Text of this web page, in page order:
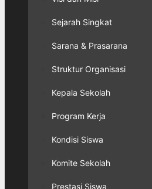
Sejarah Singkat
Sarana & Prasarana
Struktur Organisasi
Kepala Sekolah
Program Kerja
Kondisi Siswa
Komite Sekolah
Prestasi Siswa